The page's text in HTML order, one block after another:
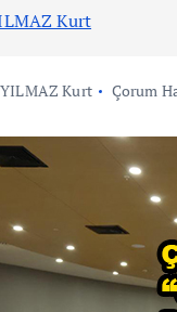
Kurt
Kurt Çorum